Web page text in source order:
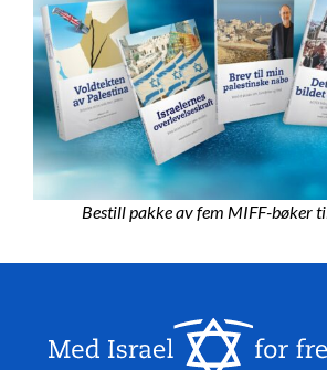
Bestill pakke av fem MIFF-bøker